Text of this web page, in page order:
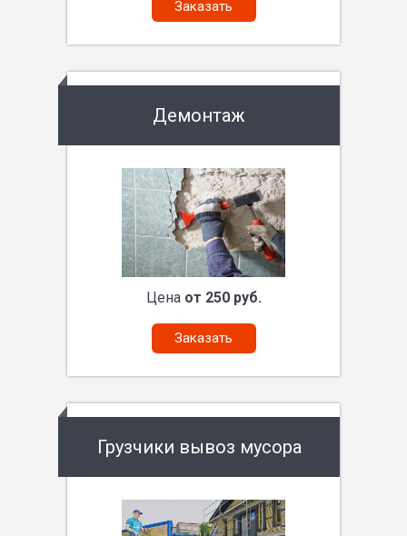
Заказать
Демонтаж
Цена от 250 руб.
Заказать
Грузчики вывоз мусора